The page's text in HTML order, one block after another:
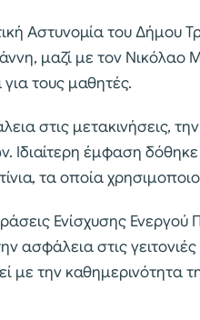
Αστυνομία του Δήμου
μαζί με τον
τους μαθητές.
στις μετακινήσεις, την
έμφαση
τα οποία
Ενίσχυσης Ενεργού
ασφάλεια στις
με την καθημερινότητα